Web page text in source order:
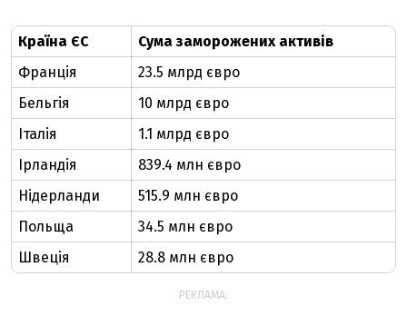
Країна ЄС
Сума заморожених активів
Франція
23.5 млрд євро
Бельгія
10 млрд євро
Італія
1.1 млрд євро
Ірландія
839.4 млн євро
Нідерланди
515.9 млн євро
Польща
34.5 млн євро
Швеція
28.8 млн євро
РЕКЛАМА: